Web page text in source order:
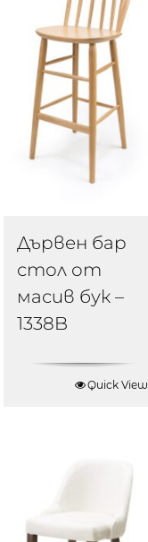
Дървен бар
стол от
масив бук –
1338B
Quick View